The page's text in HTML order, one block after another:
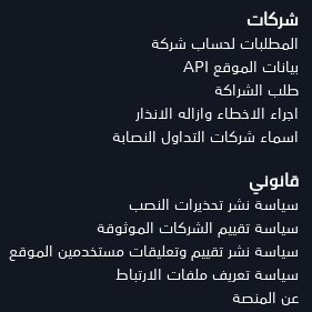
شركات
المطلبات لحساب شركة
بيانات الموقع API
طلب الشراكة
اجراء الاخطاء وازاله الانذار
اسماء شركات التداول النصابة
قانوني
سياسة نشر تحذيرات النصب
سياسة تقييم الشركات الموثوقة
سياسة نشر تقييم وتعليقات مستخدمين الموقع
سياسة تعريف ملفات الارتباط
عن المنصة